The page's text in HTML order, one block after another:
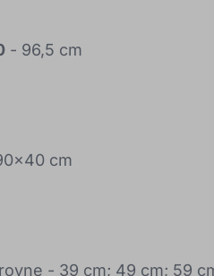
- 96,5 cm
cm
- 39 cm; 49 cm; 59